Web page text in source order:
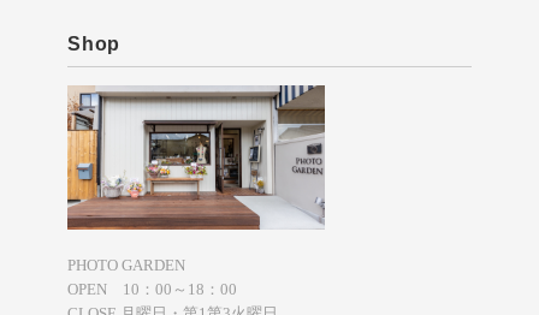
Shop
PHOTO GARDEN
OPEN 10：00～18：00